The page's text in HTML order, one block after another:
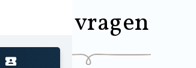
Alle vragen